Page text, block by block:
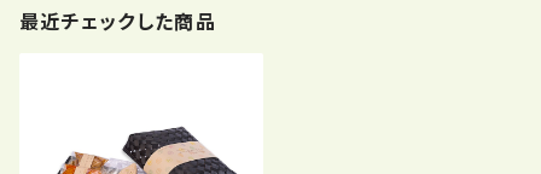
最近チェックした商品